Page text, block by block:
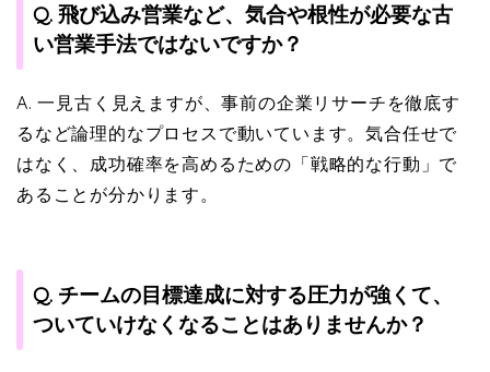
Q. 飛び込み営業など、気合や根性が必要な古
い営業手法ではないですか？
A. 一見古く見えますが、事前の企業リサーチを徹底す
るなど論理的なプロセスで動いています。気合任せで
はなく、成功確率を高めるための「戦略的な行動」で
あることが分かります。
Q. チームの目標達成に対する圧力が強くて、
ついていけなくなることはありませんか？